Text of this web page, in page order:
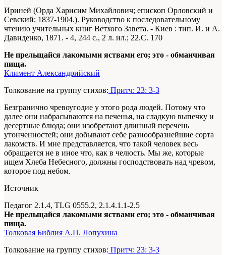
Ириней (Орда Харисим Михайлович; епископ Орловский и
Севский; 1837-1904.). Руководство к последовательному
чтению учительных книг Ветхого Завета. - Киев : тип. И. и А.
Давиденко, 1871. - 4, 244 с., 2 л. ил.; 22.С. 170
Не прельщайся лакомыми яствами его; это - обманчивая
пища.
Климент Александрийский
Толкование на группу стихов: Притч: 23: 3-3
Безгранично чревоугодие у этого рода людей. Потому что
далее они набрасываются на печенья, на сладкую выпечку и
десертные блюда; они изобретают длинный перечень
утонченностей; они добывают себе разнообразнейшие сорта
лакомств. И мне представляется, что такой человек весь
обращается не в иное что, как в челюсть. Мы же, которые
ищем Хлеба Небесного, должны господствовать над чревом,
которое под небом.
Источник
Педагог 2.1.4, TLG 0555.2, 2.1.4.1.1-2.5
Не прельщайся лакомыми яствами его; это - обманчивая
пища.
Толковая Библия А.П. Лопухина
Толкование на группу стихов: Притч: 23: 3-3